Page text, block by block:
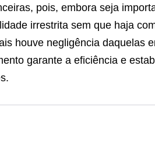
pois, embora seja
irrestrita sem que haja
houve negligência daquelas
garante a eficiência e